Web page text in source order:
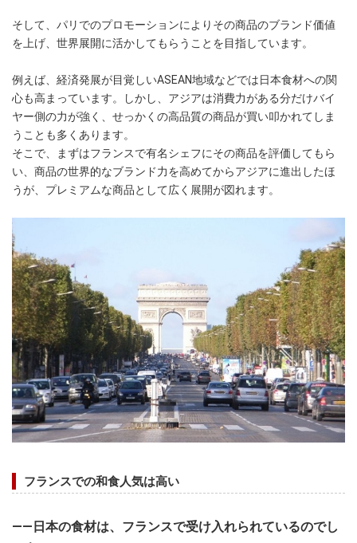
そして、パリでのプロモーションによりその商品のブランド価値
を上げ、世界展開に活かしてもらうことを目指しています。
例えば、経済発展が目覚しいASEAN地域などでは日本食材への関
心も高まっています。しかし、アジアは消費力がある分だけバイ
ヤー側の力が強く、せっかくの高品質の商品が買い叩かれてしま
うことも多くあります。
そこで、まずはフランスで有名シェフにその商品を評価してもら
い、商品の世界的なブランド力を高めてからアジアに進出したほ
うが、プレミアムな商品として広く展開が図れます。
フランスでの和食人気は高い
――日本の食材は、フランスで受け入れられているのでし